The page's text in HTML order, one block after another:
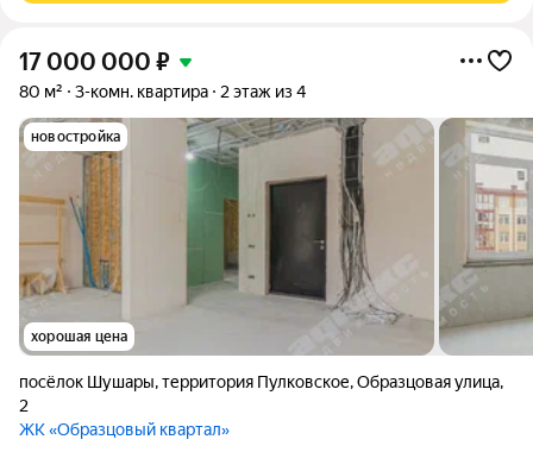
17 000 000 ₽
80 м² 3-комн. квартира 2 этаж из 4
новостройка
хорошая цена
посёлок Шушары,территория Пулковское,Образцовая улица,
2
ЖК «Образцовый квартал»